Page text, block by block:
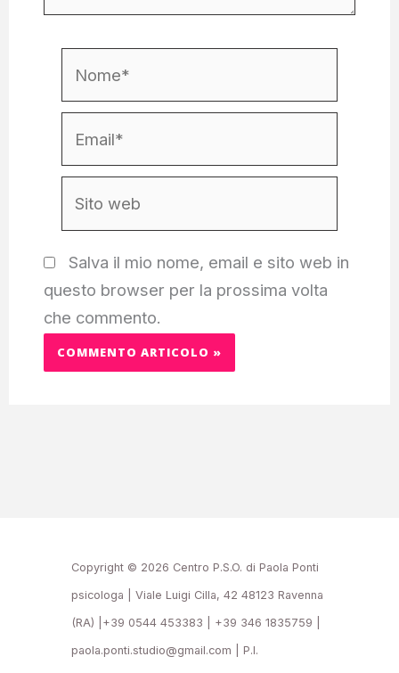
Salva il mio nome, email e sito web in
questo browser per la prossima volta
che commento.
Copyright © 2026 Centro P.S.O. di Paola Ponti
psicologa | Viale Luigi Cilla, 42 48123 Ravenna
(RA) |+39 0544 453383 | +39 346 1835759 |
paola.ponti.studio@gmail.com | P.I.